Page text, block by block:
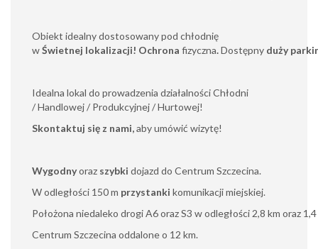
Obiekt idealny dostosowany pod chłodnię
wŚwietnej lokalizacji! Ochrona fizyczna.Dostępny duży
Idealna lokal do prowadzenia działalności Chłodni
/ Handlowej / Produkcyjnej / Hurtowej!
Skontaktuj się z nami,aby umówić wizytę!
Wygodnyoraz szybki dojazd do Centrum Szczecina.
W odległości 150 m przystanki komunikacji miejskiej.
Położona niedaleko drogi A6 oraz S3 w odległości 2,8 km oraz
Centrum Szczecina oddalone o 12 km.